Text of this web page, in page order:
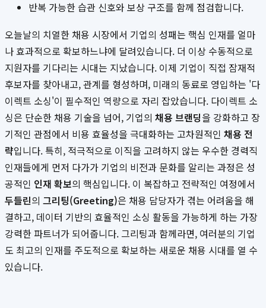
반복 가능한 습관 신호와 보상 구조를 함께 점검합니다.
오늘날의 치열한 채용 시장에서 기업의 성패는 핵심 인재를 얼마
나 효과적으로 확보하느냐에 달려있습니다. 더 이상 수동적으로
지원자를 기다리는 시대는 지났습니다. 이제 기업이 직접 잠재적
후보자를 찾아내고, 관계를 형성하며, 미래의 동료로 영입하는 '다
이렉트 소싱'이 필수적인 역량으로 자리 잡았습니다. 다이렉트 소
싱은 단순한 채용 기술을 넘어, 기업의 채용 브랜딩을 강화하고 장
기적인 관점에서 비용 효율성을 극대화하는 고차원적인 채용 전
략입니다. 특히, 적극적으로 이직을 고려하지 않는 우수한 경력직
인재들에게 먼저 다가가 기업의 비전과 문화를 알리는 과정은 성
공적인 인재 확보의 핵심입니다. 이 복잡하고 전략적인 여정에서
두들린의 그리팅(Greeting)은 채용 담당자가 겪는 어려움을 해
결하고, 데이터 기반의 효율적인 소싱 활동을 가능하게 하는 가장
강력한 파트너가 되어줍니다. 그리팅과 함께라면, 여러분의 기업
도 최고의 인재를 주도적으로 확보하는 새로운 채용 시대를 열 수
있습니다.